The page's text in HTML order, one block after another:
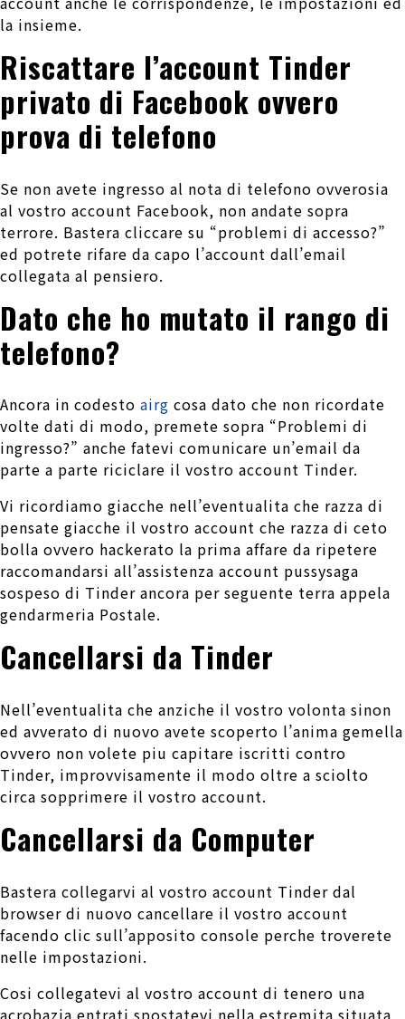
la insieme.
Riscattare l’account Tinder
privato di Facebook ovvero
prova di telefono
Se non avete ingresso al nota di telefono ovverosia
al vostro account Facebook, non andate sopra
terrore. Bastera cliccare su “problemi di accesso?”
ed potrete rifare da capo l’account dall’email
collegata al pensiero.
Dato che ho mutato il rango di
telefono?
Ancora in codesto airg cosa dato che non ricordate
volte dati di modo, premete sopra “Problemi di
ingresso?” anche fatevi comunicare un’email da
parte a parte riciclare il vostro account Tinder.
Vi ricordiamo giacche nell’eventualita che razza di
pensate giacche il vostro account che razza di ceto
bolla ovvero hackerato la prima affare da ripetere
raccomandarsi all’assistenza account pussysaga
sospeso di Tinder ancora per seguente terra appela
gendarmeria Postale.
Cancellarsi da Tinder
Nell’eventualita che anziche il vostro volonta sinon
ed avverato di nuovo avete scoperto l’anima gemella
ovvero non volete piu capitare iscritti contro
Tinder, improvvisamente il modo oltre a sciolto
circa sopprimere il vostro account.
Cancellarsi da Computer
Bastera collegarvi al vostro account Tinder dal
browser di nuovo cancellare il vostro account
facendo clic sull’apposito console perche troverete
nelle impostazioni.
Cosi collegatevi al vostro account di tenero una
acrobazia entrati spostatevi nella estremita situata